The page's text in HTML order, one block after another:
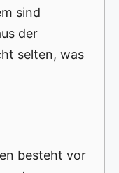
sind
der
selten, was
besteht vor